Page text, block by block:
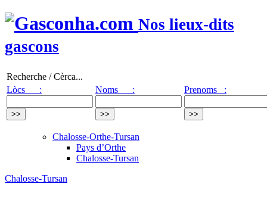
Nos lieux-dits
gascons
Recherche / Cèrca...
Lòcs :
Noms : Prenoms :
Chalosse-Orthe-Tursan
Pays d’Orthe
Chalosse-Tursan
Chalosse-Tursan